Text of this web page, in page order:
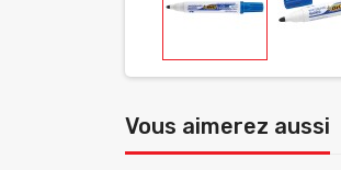
Vous aimerez aussi